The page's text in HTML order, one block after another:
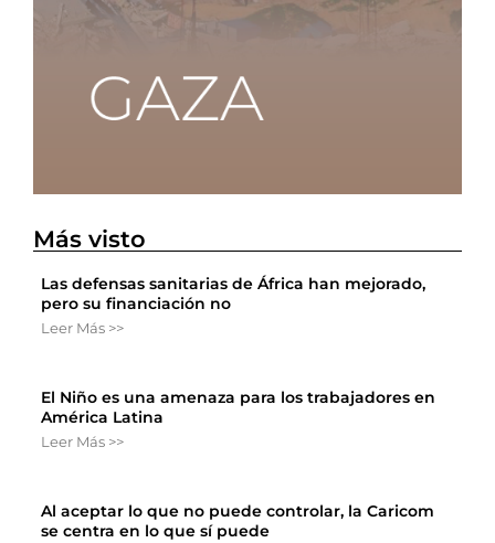
Más visto
Las defensas sanitarias de África han mejorado,
pero su financiación no
Leer Más >>
El Niño es una amenaza para los trabajadores en
América Latina
Leer Más >>
Al aceptar lo que no puede controlar, la Caricom
se centra en lo que sí puede